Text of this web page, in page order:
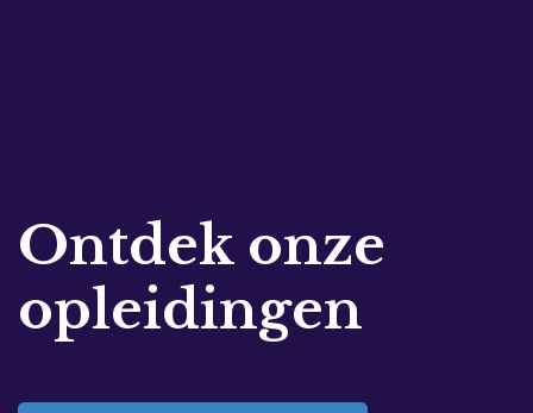
Ontdek onze
opleidingen